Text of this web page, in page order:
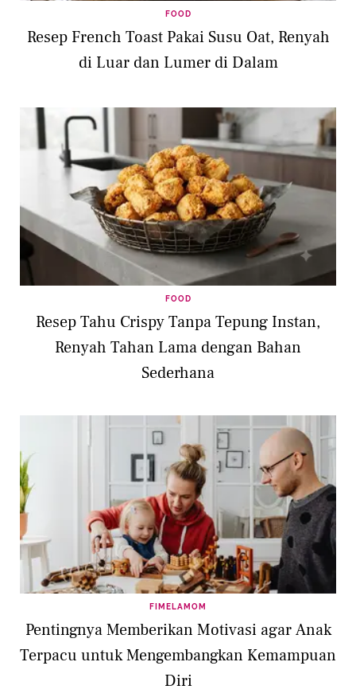
FOOD
Resep French Toast Pakai Susu Oat, Renyah
di Luar dan Lumer di Dalam
FOOD
Resep Tahu Crispy Tanpa Tepung Instan,
Renyah Tahan Lama dengan Bahan
Sederhana
FIMELAMOM
Pentingnya Memberikan Motivasi agar Anak
Terpacu untuk Mengembangkan Kemampuan
Diri